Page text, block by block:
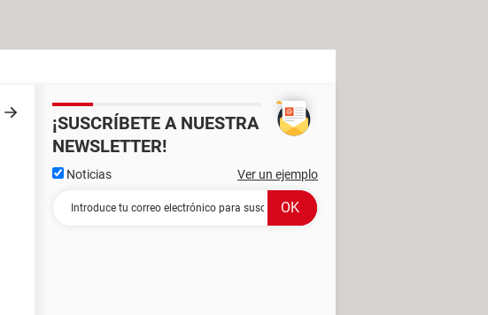
¡SUSCRÍBETE A NUESTRA
NEWSLETTER!
Noticias Ver un ejemplo